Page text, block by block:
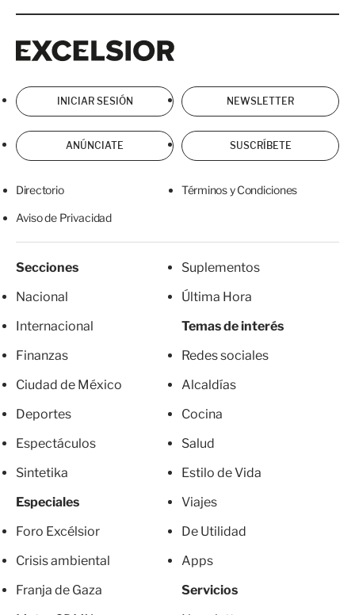
INICIAR SESIÓN NEWSLETTER
ANÚNCIATE SUSCRÍBETE
Directorio Términos y Condiciones
Aviso de Privacidad
Secciones
Nacional
Internacional
Finanzas
Ciudad de México
Deportes
Espectáculos
Sintetika
Especiales
Foro Excélsior
Crisis ambiental
Franja de Gaza
Suplementos
Última Hora
Temas de interés
Redes sociales
Alcaldías
Cocina
Salud
Estilo de Vida
Viajes
De Utilidad
Apps
Servicios